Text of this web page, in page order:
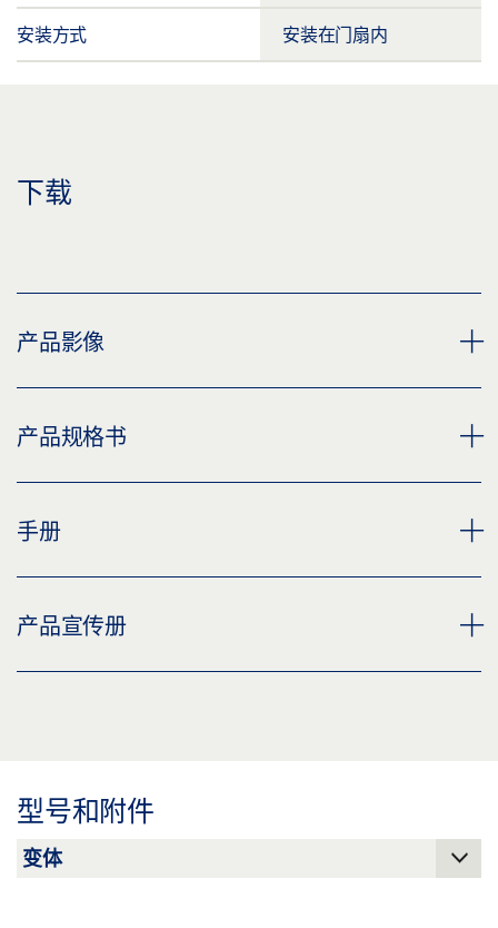
安装方式 安装在门扇内
下载
产品影像
GEZE LOCK ML DL S 55
标签义务: © GEZE GmbH
产品规格书
手册
SCHLOSS ML SERIE
产品宣传册
型号和附件